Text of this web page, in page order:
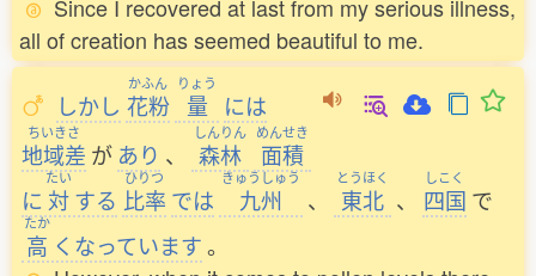
Since I recovered at last from my serious illness,
all of creation has seemed beautiful to me.
しかし
かふん
花粉
りょう
量 には
ちいきさ
地域差 が あり 、
しんりん
森林
めんせき
面積
に
たい
対する
ひりつ
比率 では
きゅうしゅう
九州 、
とうほく
東北 、
しこく
四国 で
たか
高 くなっています。